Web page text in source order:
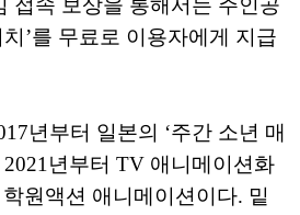
접속 보상을 통해서는 주인공
’를 무료로 이용자에게 지급
년부터 일본의 ‘주간 소년 매
년부터 TV 애니메이션화
원액션 애니메이션이다. 밑